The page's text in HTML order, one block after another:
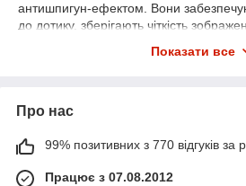
антишпигун-ефектом. Вони
до дотику, зберігають чіткість
Показати все
Про нас
99% позитивних з 770 відгуків за
Працює з 07.08.2012